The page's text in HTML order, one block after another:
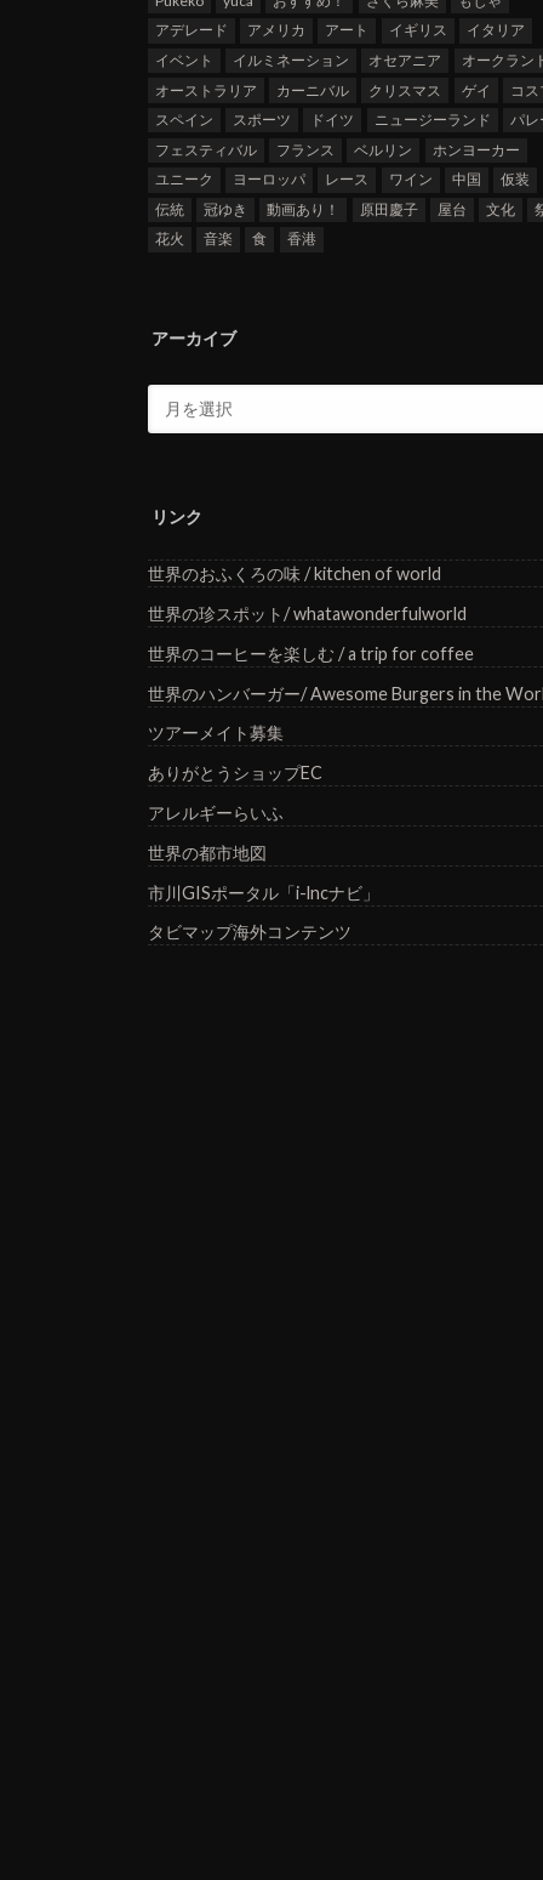
アデレード
アメリカ アート イギリス
イタリア
イベント
イルミネーション オセアニア
オークラン
オーストラリア
カーニバル クリスマス ゲイ
コ
スペイン
スポーツ ドイツ ニュージーランド
パレ
フェスティバル
フランス ベルリン
ホンヨーカー
ユニーク
ヨーロッパ レース ワイン 中国
仮装
伝統
冠ゆき 動画あり！ 原田慶子 屋台 文化
花火
音楽 食 香港
アーカイブ
リンク
世界のおふくろの味 / kitchen of world
世界の珍スポット/ whatawonderfulworld
世界のコーヒーを楽しむ / a trip for coffee
世界のハンバーガー/ Awesome Burgers in the
ツアーメイト募集
ありがとうショップEC
アレルギーらいふ
世界の都市地図
市川GISポータル「i-lncナビ」
タビマップ海外コンテンツ